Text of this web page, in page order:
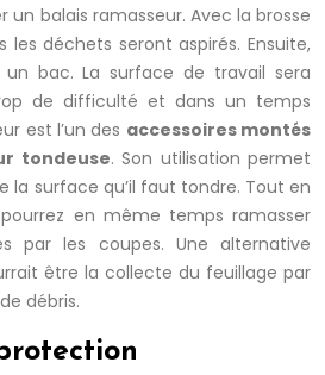
un balais ramasseur. Avec la brosse
déchets seront aspirés. Ensuite,
bac. La surface de travail sera
de difficulté et dans un temps
est l’un des accessoires montés
tondeuse. Son utilisation permet
la surface qu’il faut tondre. Tout en
en même temps ramasser
par les coupes. Une alternative
être la collecte du feuillage par
débris.